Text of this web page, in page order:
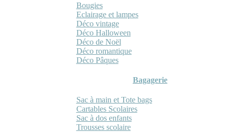
Bougies
Eclairage et lampes
Déco vintage
Déco Halloween
Déco de Noël
Déco romantique
Déco Pâques
Bagagerie
Sac à main et Tote bags
Cartables Scolaires
Sac à dos enfants
Trousses scolaire